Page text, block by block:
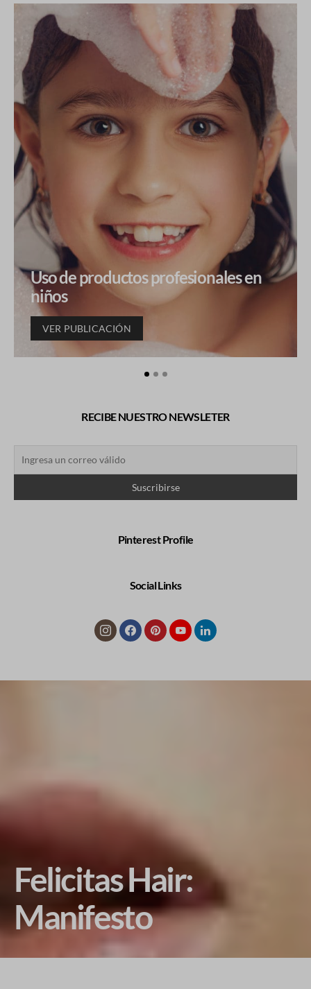
Uso de productos profesionales en
niños
VER PUBLICACIÓN
RECIBE NUESTRO NEWSLETER
Pinterest Profile
Social Links
Felicitas Hair:
Manifesto